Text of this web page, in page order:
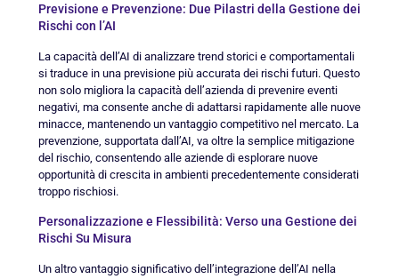
Previsione e Prevenzione: Due Pilastri della Gestione dei
Rischi con l’AI
La capacità dell’AI di analizzare trend storici e comportamentali
si traduce in una previsione più accurata dei rischi futuri. Questo
non solo migliora la capacità dell’azienda di prevenire eventi
negativi, ma consente anche di adattarsi rapidamente alle nuove
minacce, mantenendo un vantaggio competitivo nel mercato. La
prevenzione, supportata dall’AI, va oltre la semplice mitigazione
del rischio, consentendo alle aziende di esplorare nuove
opportunità di crescita in ambienti precedentemente considerati
troppo rischiosi.
Personalizzazione e Flessibilità: Verso una Gestione dei
Rischi Su Misura
Un altro vantaggio significativo dell’integrazione dell’AI nella